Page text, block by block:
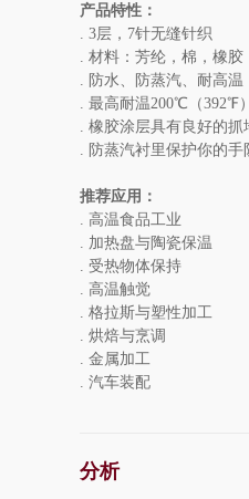
产品特性：
. 3层，7针无缝针织
. 材料：芳纶，棉，橡胶
. 防水、防蒸汽、耐高温
. 最高耐温200℃（392℉）
. 橡胶涂层具有良好的
. 防蒸汽衬里保护你的
推荐应用：
. 高温食品工业
. 加热盘与陶瓷保温
. 受热物体保持
. 高温触觉
. 格拉斯与塑性加工
. 烘焙与烹调
. 金属加工
. 汽车装配
分析